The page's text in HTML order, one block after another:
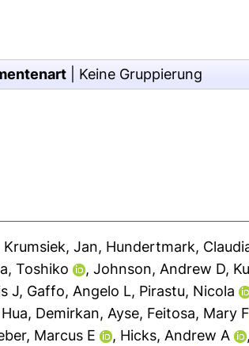
| Keine Gruppierung
Krumsiek, Jan, Hundertmark,
Toshiko ,Johnson, Andrew D,
J, Gaffo, Angelo L, Pirastu, Nicola
, Demirkan, Ayse, Feitosa, Mary F
Marcus E , Hicks, Andrew A ,